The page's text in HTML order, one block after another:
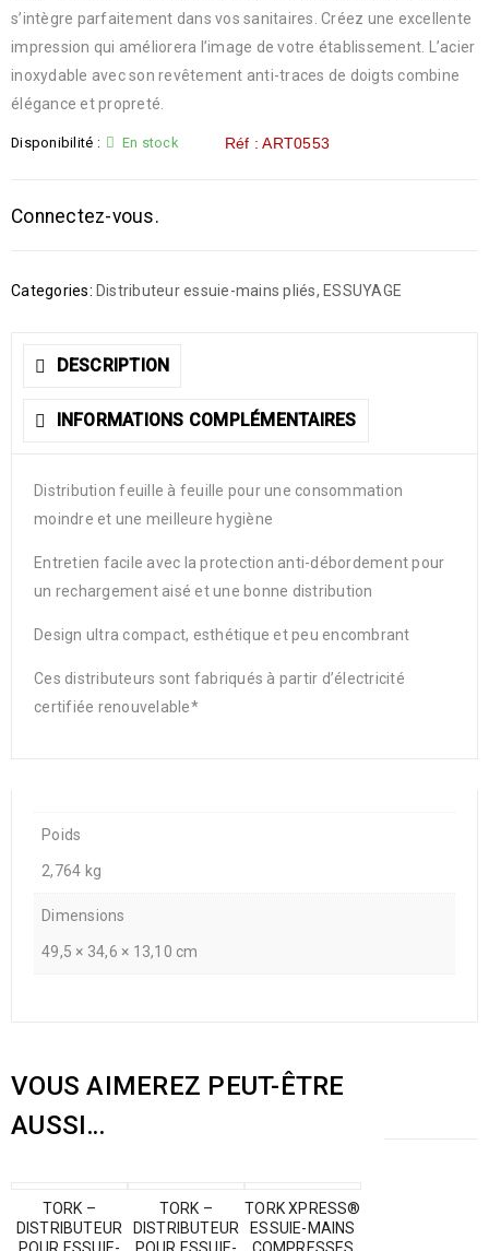
s’intègre parfaitement dans vos sanitaires. Créez une excellente
impression qui améliorera l’image de votre établissement. L’acier
inoxydable avec son revêtement anti-traces de doigts combine
élégance et propreté.
Disponibilité : En stock Réf : ART0553
Connectez-vous.
Categories: Distributeur essuie-mains pliés, ESSUYAGE
DESCRIPTION
INFORMATIONS COMPLÉMENTAIRES
Distribution feuille à feuille pour une consommation
moindre et une meilleure hygiène
Entretien facile avec la protection anti-débordement pour
un rechargement aisé et une bonne distribution
Design ultra compact, esthétique et peu encombrant
Ces distributeurs sont fabriqués à partir d’électricité
certifiée renouvelable*
Poids
2,764 kg
Dimensions
49,5 × 34,6 × 13,10 cm
VOUS AIMEREZ PEUT-ÊTRE
AUSSI…
TORK –
DISTRIBUTEUR
POUR ESSUIE-
TORK –
DISTRIBUTEUR
POUR ESSUIE-
TORK XPRESS®
ESSUIE-MAINS
COMPRESSES